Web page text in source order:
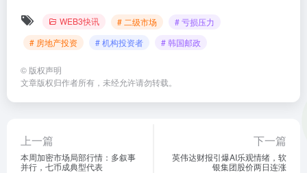
WEB3快讯 # 二级市场
# 亏损压力
# 房地产投资
# 机构投资者 # 韩国邮政
© 版权声明
文章版权归作者所有，未经允许请勿转载。
上一篇
本周加密市场局部行情：多叙事
并行，七币成典型代表
下一篇
英伟达财报引爆AI乐观情绪，软
银集团股价两日连涨